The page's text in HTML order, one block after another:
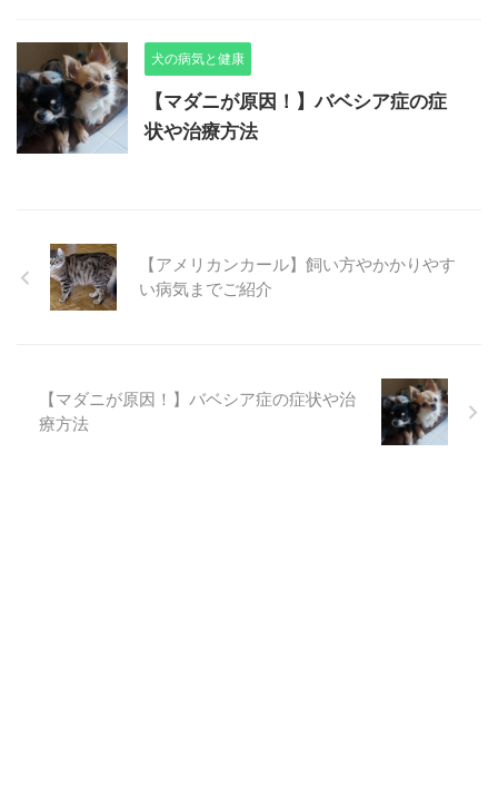
犬の病気と健康
【マダニが原因！】バベシア症の症
状や治療方法
【アメリカンカール】飼い方やかかりやす
い病気までご紹介
【マダニが原因！】バベシア症の症状や治
療方法